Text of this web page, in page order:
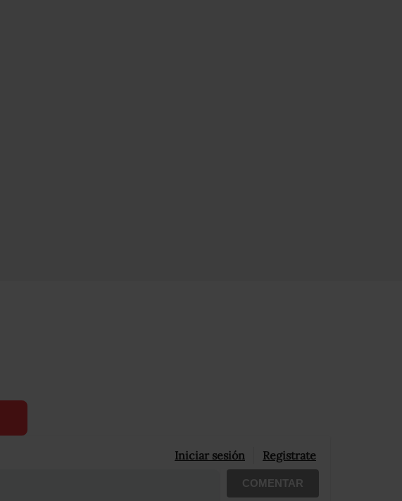
Iniciar sesión Registrate
COMENTAR